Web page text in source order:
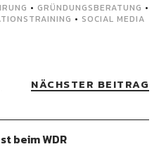
• GRÜNDUNGSBERATUNG •
• SOCIAL MEDIA
NÄCHSTER BEITRAG
beim WDR